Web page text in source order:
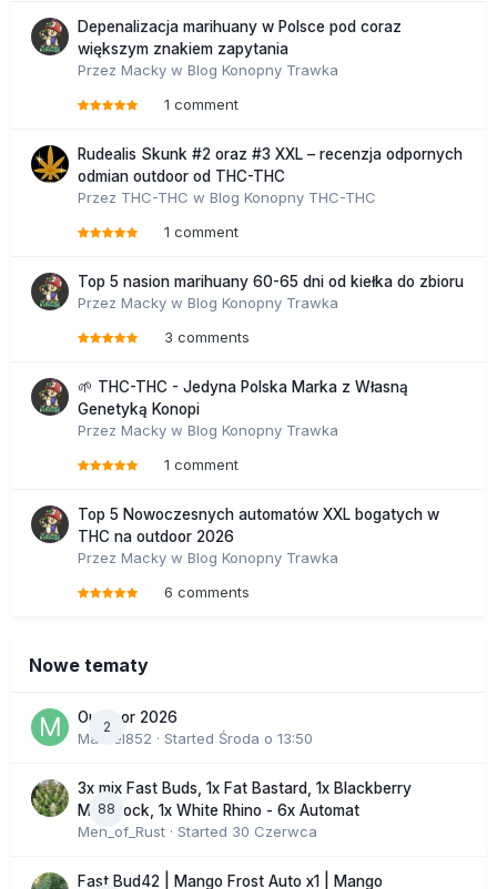
Depenalizacja marihuany w Polsce pod coraz
większym znakiem zapytania
Przez Macky w Blog Konopny Trawka
1 comment
Rudealis Skunk #2 oraz #3 XXL – recenzja odpornych
odmian outdoor od THC-THC
Przez THC-THC w Blog Konopny THC-THC
1 comment
Top 5 nasion marihuany 60-65 dni od kiełka do zbioru
Przez Macky w Blog Konopny Trawka
3 comments
🌱 THC-THC - Jedyna Polska Marka z Własną
Genetyką Konopi
Przez Macky w Blog Konopny Trawka
1 comment
Top 5 Nowoczesnych automatów XXL bogatych w
THC na outdoor 2026
Przez Macky w Blog Konopny Trawka
6 comments
Nowe tematy
2
Outdoor 2026
Marcel852 · Started Środa o 13:50
88
3x mix Fast Buds, 1x Fat Bastard, 1x Blackberry
Moonrock, 1x White Rhino - 6x Automat
Men_of_Rust · Started 30 Czerwca
Fast Bud42 | Mango Frost Auto x1 | Mango